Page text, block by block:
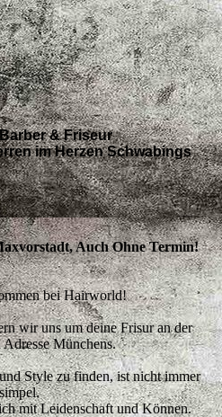
& Friseur
im Herzen Schwabings
Auch Ohne Termin!
bei Hairworld!
wir uns um deine Frisur an der
Adresse Münchens.
Style zu finden, ist nicht immer
mit Leidenschaft und Können.